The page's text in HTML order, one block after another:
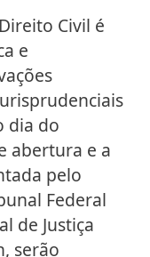
Civil é
e
dia do
abertura e a
pelo
Federal
de Justiça
serão